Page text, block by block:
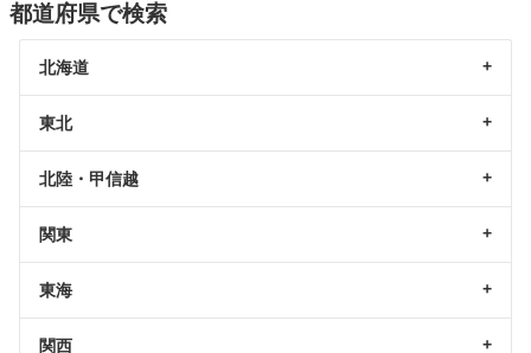
都道府県で検索
北海道
東北
北陸・甲信越
関東
東海
関西